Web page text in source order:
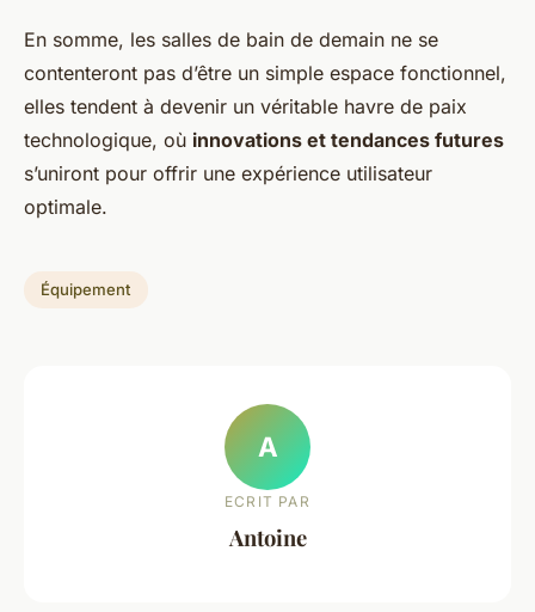
En somme, les salles de bain de demain ne se
contenteront pas d’être un simple espace fonctionnel,
elles tendent à devenir un véritable havre de paix
technologique, où innovations et tendances futures
s’uniront pour offrir une expérience utilisateur
optimale.
Équipement
A
ECRIT PAR
Antoine